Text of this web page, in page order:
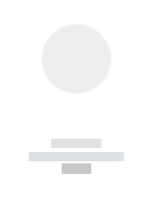
------------
----------- -----------